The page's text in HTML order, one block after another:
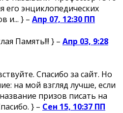
его энциклопедических
и... } – Апр 07, 12:30 ПП
Память!!! } – Апр 03, 9:28
Спасибо за сайт. Но
на мой взгляд лучше, если
призов писать на
} – Сен 15, 10:37 ПП